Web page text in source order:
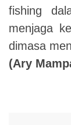
fishing
menjaga
dimasa
(Ary